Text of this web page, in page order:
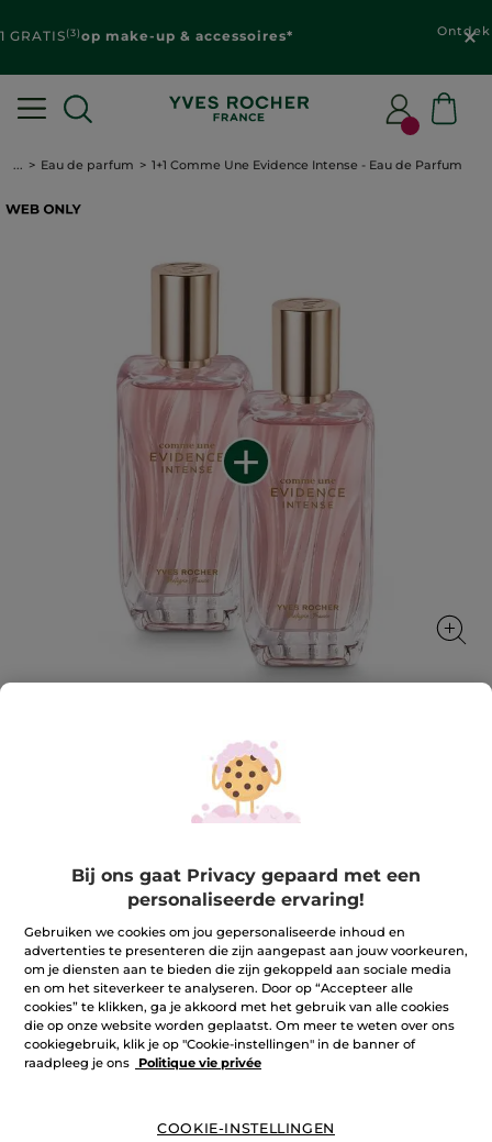
Ontdek jegepersonaliseerde aanbiedingen
klantenzone
... Eau de parfum 1+1 Comme Une Evidence Intense - Eau de Parfum
1+1 Comme Une Evidence Intense -
Eau de Parfum
Bedwelmende roos gesublimeerd door de weelderige
5.0 ★★★★★
★★★★★
5
van
5
sterren.
Lees
reviews.
1+1
Comme
Une
Evidence
Intense
-
(1)REVIEW TOEVOEGEN
Aantal
IN WINKELMANDJE
Bezorging vanaf11/08
Bij ons gaat Privacy gepaard met een
personaliseerde ervaring!
Gebruiken we cookies om jou gepersonaliseerde inhoud en
advertenties te presenteren die zijn aangepast aan jouw voorkeuren,
om je diensten aan te bieden die zijn gekoppeld aan sociale media
en om het siteverkeer te analyseren. Door op “Accepteer alle
cookies” te klikken, ga je akkoord met het gebruik van alle cookies
die op onze website worden geplaatst. Om meer te weten over ons
cookiegebruik, klik je op "Cookie-instellingen" in de banner of
raadpleeg je ons
Politique vie privée
COOKIE-INSTELLINGEN